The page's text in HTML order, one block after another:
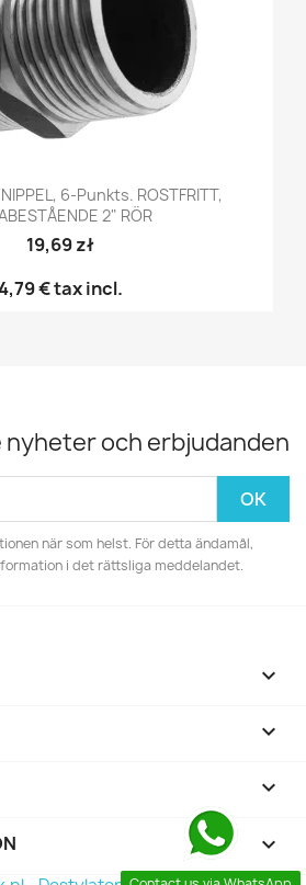
6-Punkts. ROSTFRITT,
2" RÖR
19,69 zł
€tax incl.
nyheter och erbjudanden
när som helst. För detta ändamål,
i det rättsliga meddelandet.



keyboard_arrow_down